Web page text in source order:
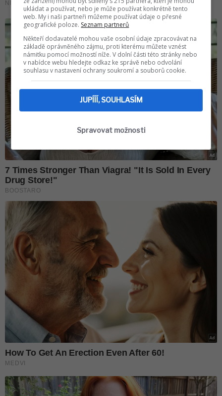
ukládat a používat, nebo je může používat konkrétně tento
web. My i naši partneři můžeme používat údaje o přesné
geografické poloze. Seznam partnerů
Někteří dodavatelé mohou vaše osobní údaje zpracovávat na
základě oprávněného zájmu, proti kterému můžete vznést
námitku pomocí možností níže. V dolní části této stránky nebo
v nabídce webu hledejte odkaz ke správě nebo odvolání
souhlasu v nastavení ochrany soukromí a souborů cookie.
JUPÍÍÍ, SOUHLASÍM
Spravovat možnosti